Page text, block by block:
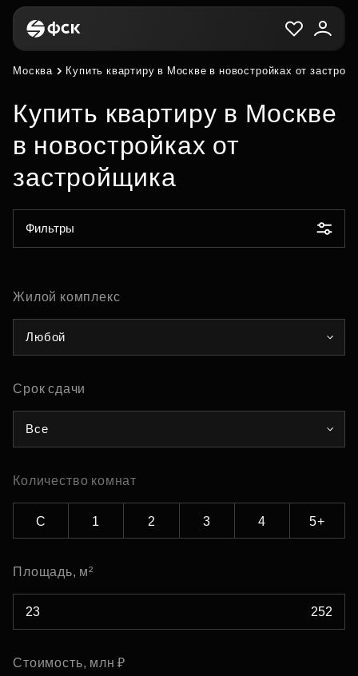
Москва Купить квартиру в Москве в новостройках от
Купить квартиру в Москве
в новостройках от
застройщика
Фильтры
Жилой комплекс
Любой
Срок сдачи
Все
Количество комнат
С 1 2 3 4 5+
Площадь, м²
Стоимость, млн ₽